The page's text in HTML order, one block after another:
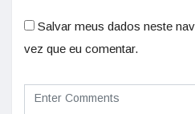
Salvar meus dados neste
vez que eu comentar.